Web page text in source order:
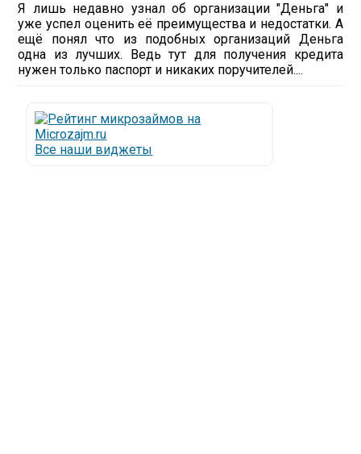
Я лишь недавно узнал об организации "Деньга" и
уже успел оценить её преимущества и недостатки. А
ещё понял что из подобных организаций Деньга
одна из лучших. Ведь тут для получения кредита
нужен только паспорт и никаких поручителей....
Все наши виджеты